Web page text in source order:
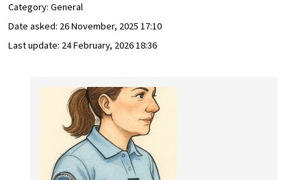
Category: General
Date asked: 26 November, 2025 17:10
Last update: 24 February, 2026 18:36